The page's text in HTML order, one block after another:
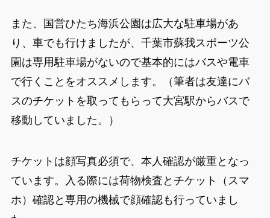
また、国営ひたち海浜公園は広大な駐車場があ
り、車でも行けましたが、千葉市蘇我スポーツ公
園は専用駐車場がないので基本的にはバスや電車
で行くことをオススメします。（筆者は友達にバ
スのチケットを取ってもらって大宮駅からバスで
移動していました。）
チケットは顔写真必須で、本人確認が厳重となっ
ています。入る際には荷物検査とチケット（スマ
ホ）確認と専用の機械で顔確認も行っていまし